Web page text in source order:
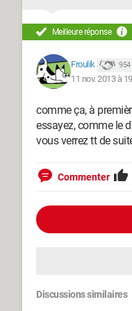
Petit détail pour dire
loupiote du signe
dur..?) s'allume
Voilà. l'affaire,
(Fnac=arnaque?) et
Aussi, s'il est
ca me couterait.
Merci d'avoir pris le
toutes ces
Meilleure réponse
Froulik 954
11 nov. 2013 à
comme ça, à
essayez, comme le
vous verrez tt de
Commenter
Discussions similaires